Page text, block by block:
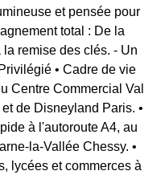
et pensée pour
total : De la
remise des clés. - Un
• Cadre de vie
Centre Commercial Val
de Disneyland Paris. •
à l'autoroute A4, au
la-Vallée Chessy. •
lycées et commerces à